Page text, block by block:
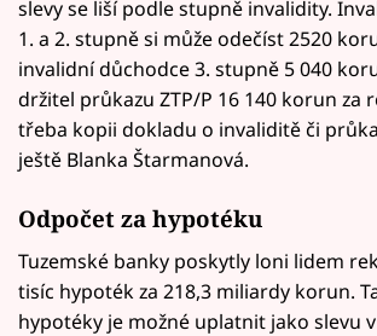
slevy se liší podle stupně invalidity.
1. a 2. stupně si může odečíst 2520
invalidní důchodce 3. stupně 5 040
držitel průkazu ZTP/P 16 140 korun za
třeba kopii dokladu o invaliditě či
ještě Blanka Štarmanová.
Odpočet za hypotéku
Tuzemské banky poskytly loni lidem
tisíc hypoték za 218,3 miliardy korun.
hypotéky je možné uplatnit jako slevu